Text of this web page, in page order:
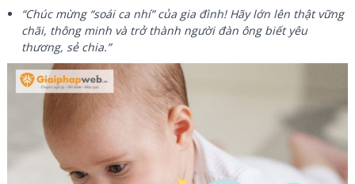
“Chúc mừng “soái ca nhí” của gia đình! Hãy lớn lên thật vững
chãi, thông minh và trở thành người đàn ông biết yêu
thương, sẻ chia.”